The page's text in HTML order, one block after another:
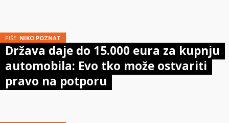
PIŠE: NIKO POZNAT
Država daje do 15.000 eura za kupnju
automobila: Evo tko može ostvariti
pravo na potporu